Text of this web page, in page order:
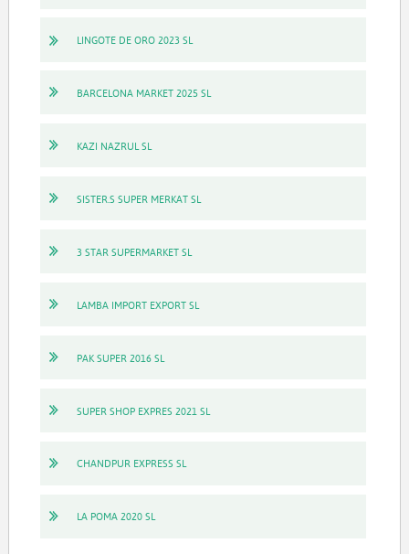
LINGOTE DE ORO 2023 SL
BARCELONA MARKET 2025 SL
KAZI NAZRUL SL
SISTER.S SUPER MERKAT SL
3 STAR SUPERMARKET SL
LAMBA IMPORT EXPORT SL
PAK SUPER 2016 SL
SUPER SHOP EXPRES 2021 SL
CHANDPUR EXPRESS SL
LA POMA 2020 SL